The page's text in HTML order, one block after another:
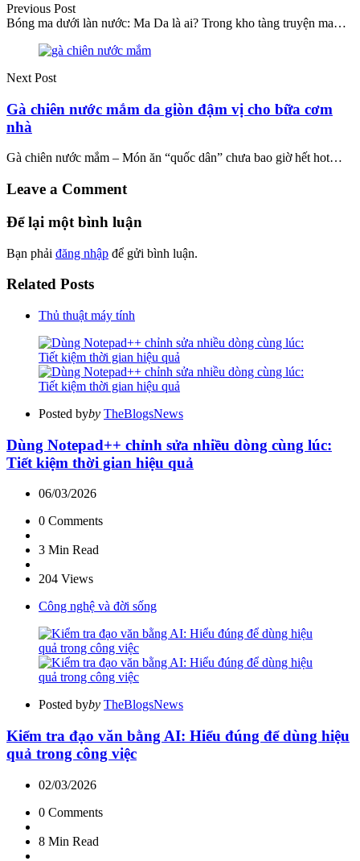
Previous Post
Bóng ma dưới làn nước: Ma Da là ai? Trong kho tàng truyện ma…
Next Post
Gà chiên nước mắm da giòn đậm vị cho bữa cơm
nhà
Gà chiên nước mắm – Món ăn “quốc dân” chưa bao giờ hết hot…
Leave a Comment
Để lại một bình luận
Bạn phải đăng nhập để gửi bình luận.
Related Posts
Thủ thuật máy tính
Posted byby TheBlogsNews
Dùng Notepad++ chỉnh sửa nhiều dòng cùng lúc:
Tiết kiệm thời gian hiệu quả
06/03/2026
0 Comments
3 Min Read
204 Views
Công nghệ và đời sống
Posted byby TheBlogsNews
Kiểm tra đạo văn bằng AI: Hiểu đúng để dùng hiệu
quả trong công việc
02/03/2026
0 Comments
8 Min Read